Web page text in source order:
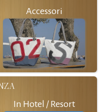
Accessori
In Hotel / Resort